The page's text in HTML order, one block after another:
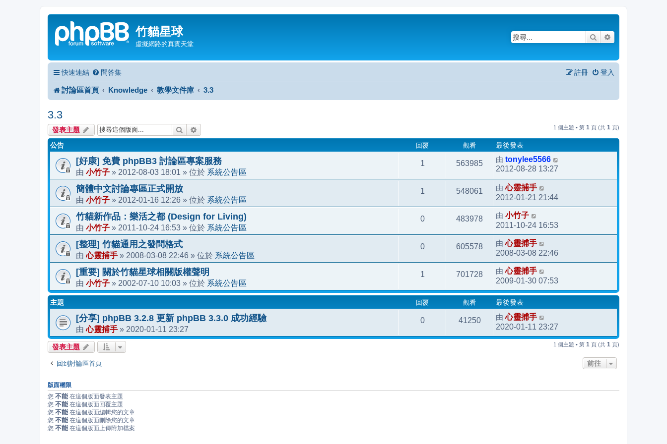
竹貓星球
虛擬網路的真實天堂
搜尋
快速連結 問答集 登入
註冊
討論區首頁 Knowledge 教學文件庫 3.3
3.3
發表主題 搜尋 1 個主題 • 第 1 頁 (共 1 頁)
公告 回覆 觀看 最後發表
[好康] 免費 phpBB3 討論區專案服務
由 小竹子 » 2012-08-03 18:01 » 位於 系統公告區
1 563985 由 tonylee5566
2012-08-28 13:27
簡體中文討論專區正式開放
由 小竹子 » 2012-01-16 12:26 » 位於 系統公告區
1 548061 由心靈捕手
2012-01-21 21:44
竹貓新作品：樂活之都 (Design for Living)
由 小竹子 » 2011-10-24 16:53 » 位於 系統公告區
0 483978 由 小竹子
2011-10-24 16:53
[整理] 竹貓通用之發問格式
由心靈捕手 » 2008-03-08 22:46 » 位於 系統公告區
0 605578 由心靈捕手
2008-03-08 22:46
[重要] 關於竹貓星球相關版權聲明
由 小竹子 » 2002-07-10 10:03 » 位於 系統公告區
1 701728 由心靈捕手
2009-01-30 07:53
主題 回覆 觀看 最後發表
[分享] phpBB 3.2.8 更新 phpBB 3.3.0 成功經驗
由心靈捕手 » 2020-01-11 23:27
0 41250 由心靈捕手
2020-01-11 23:27
發表主題 1 個主題 • 第 1 頁 (共 1 頁)
回到討論區首頁 前往
版面權限
您 不能 在這個版面發表主題
您 不能 在這個版面回覆主題
您 不能 在這個版面編輯您的文章
您 不能 在這個版面刪除您的文章
您 不能 在這個版面上傳附加檔案